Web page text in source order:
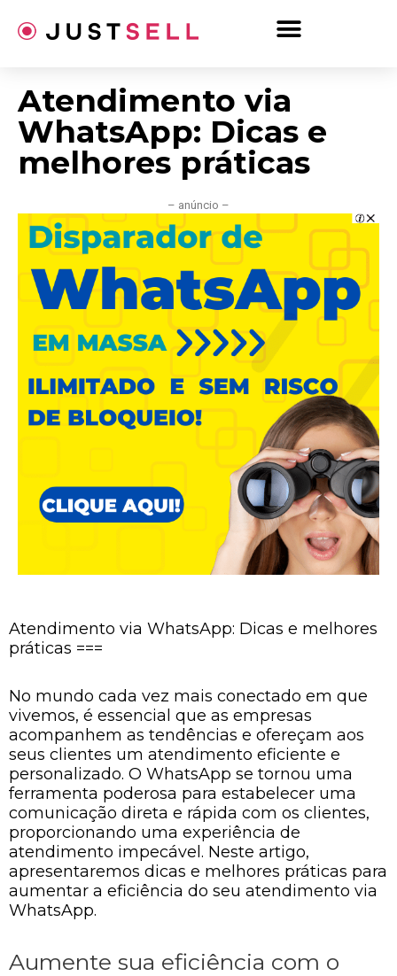
para
Atendimento via
WhatsApp: Dicas e
melhores práticas
– anúncio –
Atendimento via WhatsApp: Dicas e melhores
práticas ===
No mundo cada vez mais conectado em que
vivemos, é essencial que as empresas
acompanhem as tendências e ofereçam aos
seus clientes um atendimento eficiente e
personalizado. O WhatsApp se tornou uma
ferramenta poderosa para estabelecer uma
comunicação direta e rápida com os clientes,
proporcionando uma experiência de
atendimento impecável. Neste artigo,
apresentaremos dicas e melhores práticas para
aumentar a eficiência do seu atendimento via
WhatsApp.
Aumente sua eficiência com o